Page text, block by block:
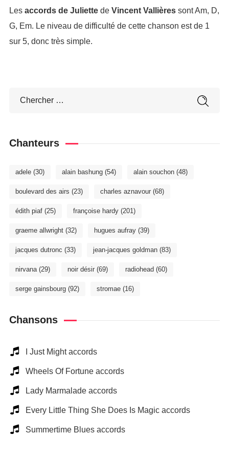
Les accords de Juliettede Vincent Vallièressont Am, D,
G, Em. Le niveau de difficulté de cette chanson est de 1
sur 5, donc très simple.
Chanteurs
adele(30) alain bashung(54) alain souchon(48)
boulevard des airs (23) charles aznavour(68)
édith piaf(25) françoise hardy(201)
graeme allwright(32) hugues aufray(39)
jacques dutronc (33) jean-jacques goldman(83)
nirvana(29) noir désir(69) radiohead (60)
serge gainsbourg(92) stromae(16)
Chansons
I Just Might accords
Wheels Of Fortune accords
Lady Marmalade accords
Every Little Thing She Does Is Magic accords
Summertime Blues accords